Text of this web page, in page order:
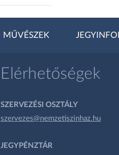
MŰVÉSZEK
Elérhetőségek
SZERVEZÉSI OSZTÁLY
szervezes@nemzetiszinhaz.hu
JEGYPÉNZTÁR